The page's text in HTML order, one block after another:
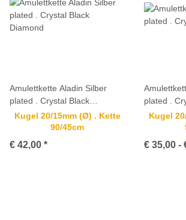
Amulettkette Aladin Silber
plated . Crystal Black
Diamond
Kugel 20/15mm (Ø) . Kette
90/45cm
€ 42,00 *
plated .
Kugel
€ 35,00 -